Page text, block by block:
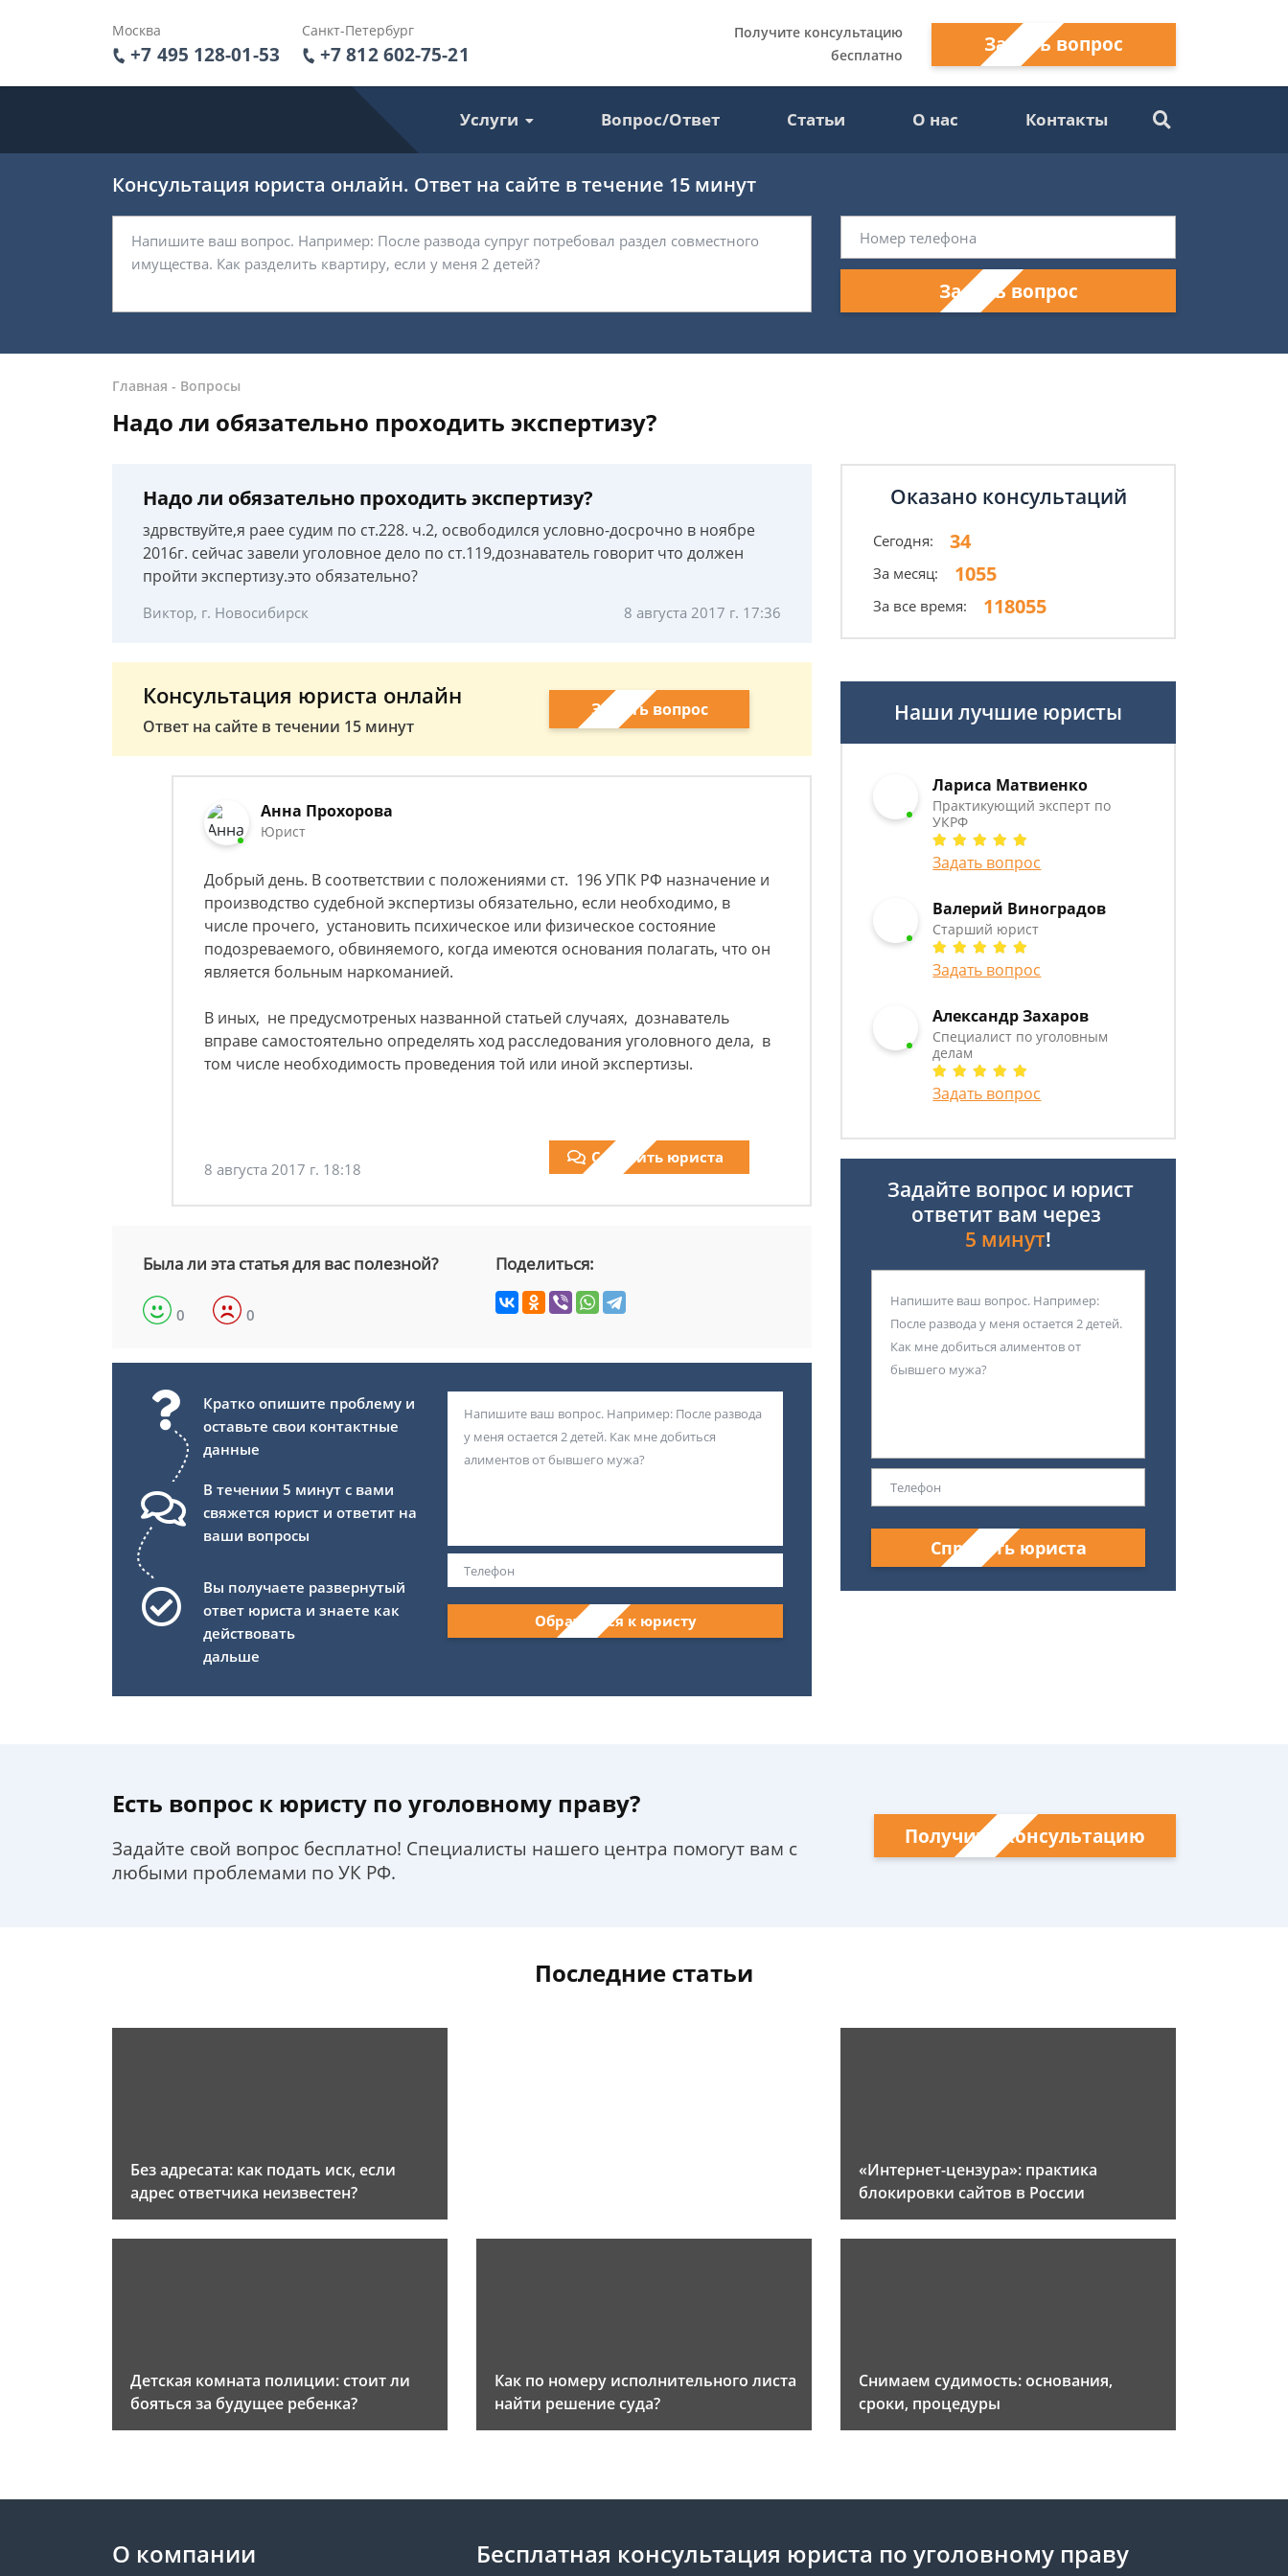
Москва
+7 495 128-01-53
Санкт-Петербург
+7 812 602-75-21
Получите консультацию
бесплатно
Задать вопрос
Услуги Вопрос/Ответ Статьи О нас Контакты
Консультация юриста онлайн. Ответ на сайте в течение 15 минут
Задать вопрос
Главная - Вопросы
Надо ли обязательно проходить экспертизу?
Надо ли обязательно проходить экспертизу?
здрвствуйте,я раее судим по ст.228. ч.2, освободился условно-досрочно в ноябре
2016г. сейчас завели уголовное дело по ст.119,дознаватель говорит что должен
пройти экспертизу.это обязательно?
Виктор, г. Новосибирск 8 августа 2017 г. 17:36
Консультация юриста онлайн
Ответ на сайте в течении 15 минут
Задать вопрос
Анна Прохорова
Юрист
Добрый день. В соответствии с положениями ст. 196 УПК РФ назначение и
производство судебной экспертизы обязательно, если необходимо, в
числе прочего, установить психическое или физическое состояние
подозреваемого, обвиняемого, когда имеются основания полагать, что он
является больным наркоманией.
В иных, не предусмотреных названной статьей случаях, дознаватель
вправе самостоятельно определять ход расследования уголовного дела, в
том числе необходимость проведения той или иной экспертизы.
8 августа 2017 г. 18:18
Спросить юриста
Была ли эта статья для вас полезной?
0 0
Поделиться:
Кратко опишите проблему и
оставьте свои контактные
данные
В течении 5 минут с вами
свяжется юрист и ответит на
ваши вопросы
Вы получаете развернутый
ответ юриста и знаете как
действовать
дальше
Обратиться к юристу
Оказано консультаций
Сегодня: 34
За месяц: 1055
За все время: 118055
Наши лучшие юристы
Лариса Матвиенко
Практикующий эксперт по
УКРФ
Задать вопрос
Валерий Виноградов
Старший юрист
Задать вопрос
Александр Захаров
Специалист по уголовным
делам
Задать вопрос
Задайте вопрос и юрист
ответит вам через
5 минут!
Спросить юриста
Есть вопрос к юристу по уголовному праву?
Задайте свой вопрос бесплатно! Специалисты нашего центра помогут вам с
любыми проблемами по УК РФ.
Получить консультацию
Последние статьи
Без адресата: как подать иск, если
адрес ответчика неизвестен?
«Интернет-цензура»: практика
блокировки сайтов в России
Детская комната полиции: стоит ли
бояться за будущее ребенка?
Как по номеру исполнительного листа
найти решение суда?
Снимаем судимость: основания,
сроки, процедуры
О компании Бесплатная консультация юриста по уголовному праву